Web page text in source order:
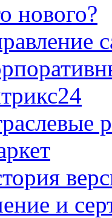
нового?
и